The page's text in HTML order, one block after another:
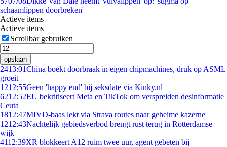
schaamlippen doorbreken'
Actieve items
Actieve items
Scrollbar gebruiken
opslaan
2413:01China boekt doorbraak in eigen chipmachines, druk op ASML
groeit
1212:55Geen 'happy end' bij seksdate via Kinky.nl
6212:52EU bekritiseert Meta en TikTok om verspreiden desinformatie
Ceuta
1812:47MIVD-baas lekt via Strava routes naar geheime kazerne
1212:43Nachtelijk gebiedsverbod brengt rust terug in Rotterdamse
wijk
4112:39XR blokkeert A12 ruim twee uur, agent gebeten bij